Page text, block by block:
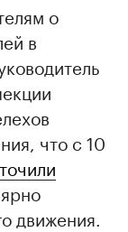
о
в
что с 10
движения.